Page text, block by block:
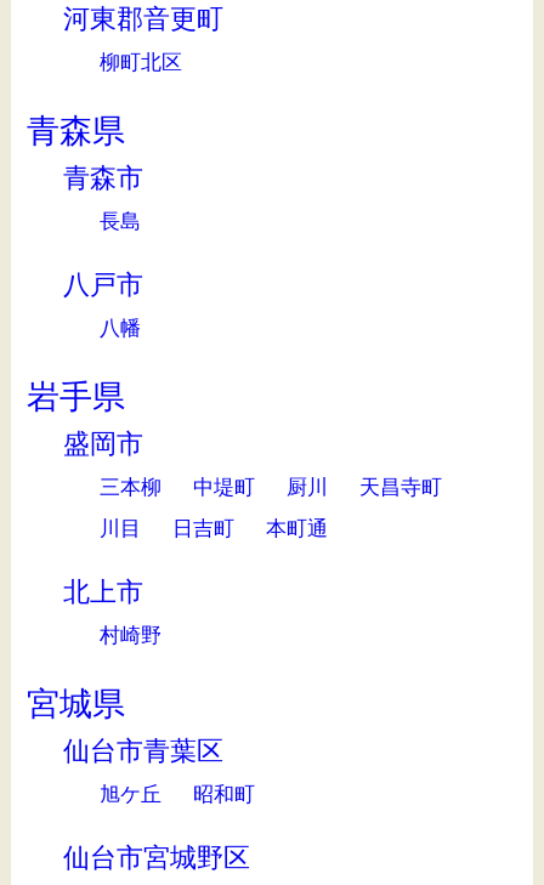
河東郡音更町
柳町北区
青森県
青森市
長島
八戸市
八幡
岩手県
盛岡市
三本柳 中堤町 厨川
天昌寺町
川目
日吉町 本町通
北上市
村崎野
宮城県
仙台市青葉区
旭ケ丘 昭和町
仙台市宮城野区